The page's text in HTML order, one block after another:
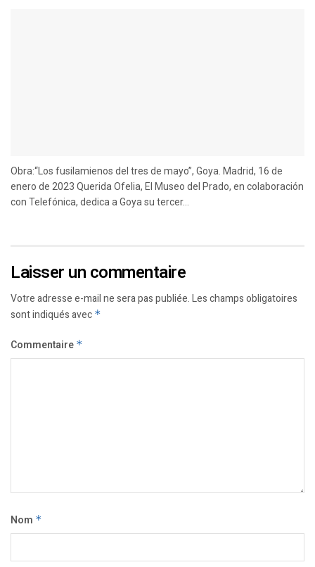
Obra:“Los fusilamienos del tres de mayo”, Goya. Madrid, 16 de
enero de 2023 Querida Ofelia, El Museo del Prado, en colaboración
con Telefónica, dedica a Goya su tercer...
Laisser un commentaire
Votre adresse e-mail ne sera pas publiée.Les champs obligatoires
sont indiqués avec *
Commentaire *
Nom *